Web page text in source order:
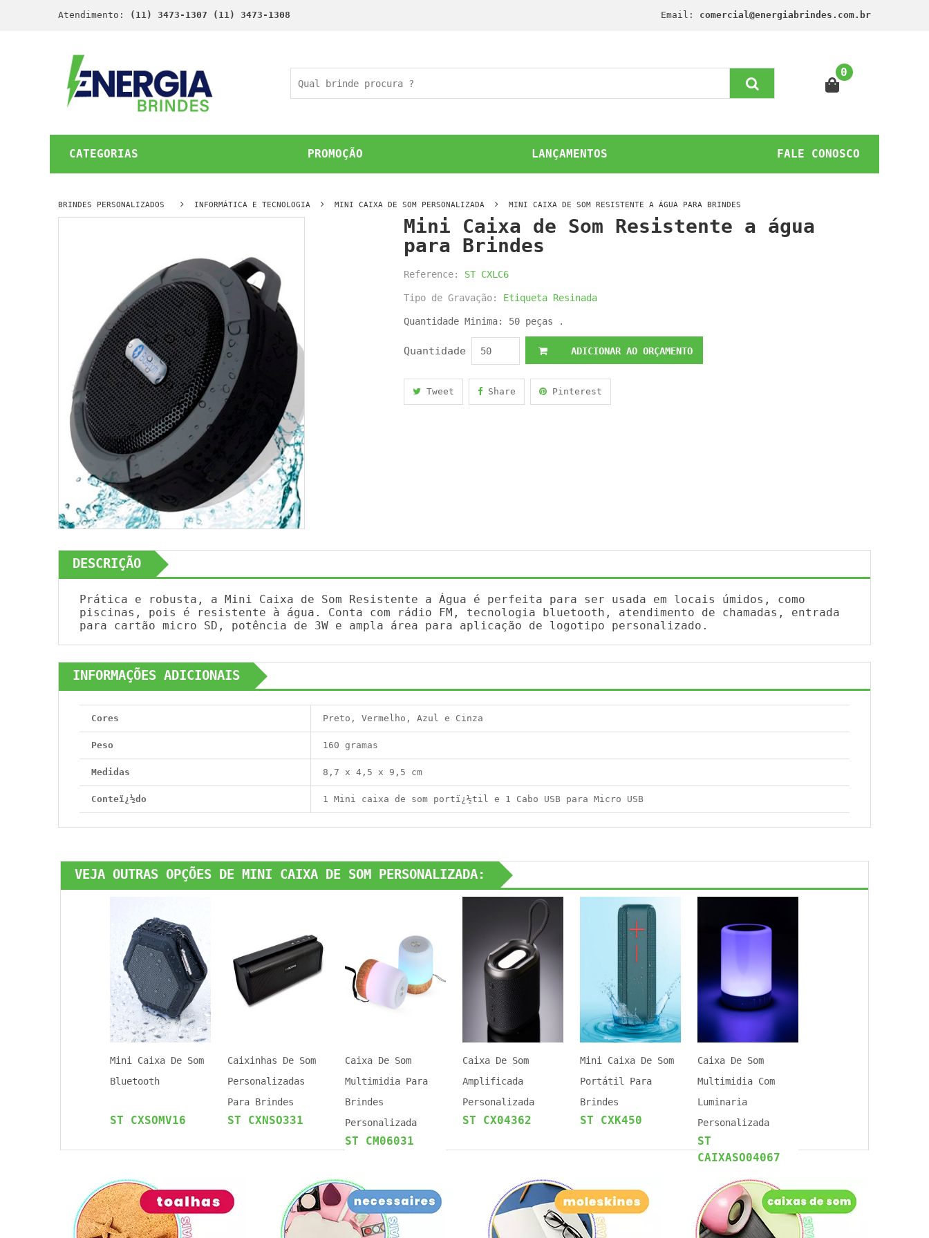
Atendimento: (11) 3473-1307 (11) 3473-1308 Email: comercial@energiabrindes.com.br
0
CATEGORIAS PROMOÇÃO LANÇAMENTOS FALE CONOSCO
BRINDES PERSONALIZADOS INFORMÁTICA E TECNOLOGIA MINI CAIXA DE SOM PERSONALIZADA MINI CAIXA DE SOM RESISTENTE A ÁGUA PARA BRINDES
Mini Caixa de Som Resistente a água
para Brindes
Reference: ST CXLC6
Tipo de Gravação: Etiqueta Resinada
Quantidade Minima: 50 peças .
Quantidade ADICIONAR AO ORÇAMENTO
Tweet Share Pinterest
DESCRIÇÃO
Prática e robusta, a Mini Caixa de Som Resistente a Água é perfeita para ser usada em locais úmidos, como
piscinas, pois é resistente à água. Conta com rádio FM, tecnologia bluetooth, atendimento de chamadas, entrada
para cartão micro SD, potência de 3W e ampla área para aplicação de logotipo personalizado.
INFORMAÇÕES ADICIONAIS
Cores Preto, Vermelho, Azul e Cinza
Peso 160 gramas
Medidas 8,7 x 4,5 x 9,5 cm
Conteï¿½do 1 Mini caixa de som portï¿½til e 1 Cabo USB para Micro USB
VEJA OUTRAS OPÇÕES DE MINI CAIXA DE SOM PERSONALIZADA:
Mini Caixa De Som
Bluetooth
ST CXSOMV16
Caixinhas De Som
Personalizadas
Para Brindes
ST CXNSO331
Caixa De Som
Multimidia Para
Brindes
Personalizada
ST CM06031
Caixa De Som
Amplificada
Personalizada
ST CX04362
Mini Caixa De Som
Portátil Para
Brindes
ST CXK450
Caixa De Som
Multimidia Com
Luminaria
Personalizada
ST
CAIXASO04067